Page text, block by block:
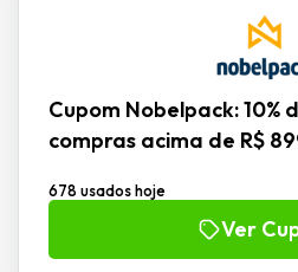
Cupom Nobelpack: 10%
compras acima de R$
678 usados hoje
Ver